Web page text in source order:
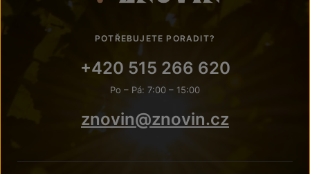
POTŘEBUJETE PORADIT?
+420 515 266 620
Po – Pá: 7:00 – 15:00
znovin@znovin.cz